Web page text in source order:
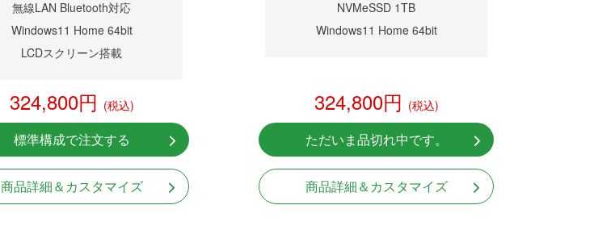
無線LAN Bluetooth対応
Windows11 Home 64bit
LCDスクリーン搭載
324,800円 (税込)
標準構成で注文する
商品詳細＆カスタマイズ
NVMeSSD 1TB
Windows11 Home 64bit
324,800円 (税込)
ただいま品切れ中です。
商品詳細＆カスタマイズ